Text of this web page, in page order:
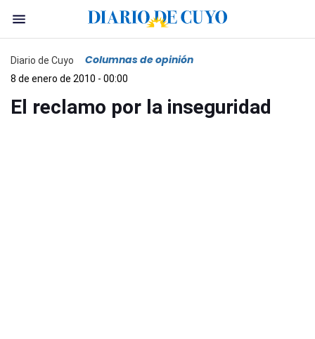
Diario de Cuyo Columnas de opinión
8 de enero de 2010 - 00:00
El reclamo por la inseguridad